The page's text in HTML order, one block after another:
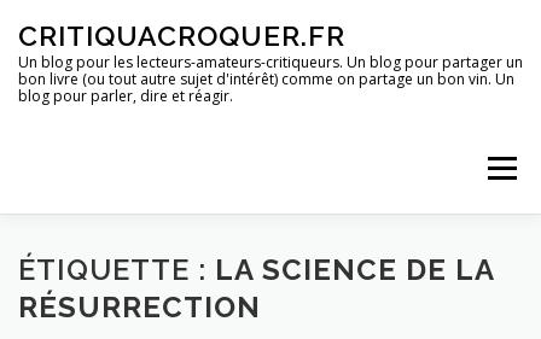
contenu
CRITIQUACROQUER.FR
Un blog pour les lecteurs-amateurs-critiqueurs. Un blog pour partager un
bon livre (ou tout autre sujet d'intérêt) comme on partage un bon vin. Un
blog pour parler, dire et réagir.
Menu
ACCUEIL UN BLOG ? DES LIVRES
ÉTIQUETTE : LA SCIENCE DE LA
RÉSURRECTION